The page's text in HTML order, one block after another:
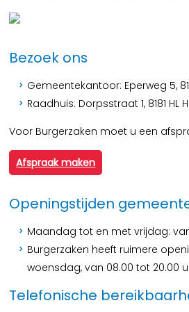
Bezoek ons
Gemeentekantoor: Eperweg 5,
Raadhuis: Dorpsstraat 1, 8181 HL
Voor Burgerzaken moet u een
Afspraak maken
Openingstijden
Maandag tot en met vrijdag:
Burgerzaken heeft ruimere
woensdag, van 08.00 tot 20.00
Telefonische